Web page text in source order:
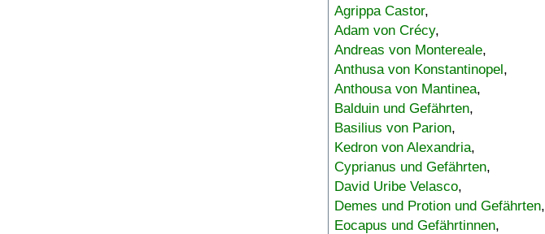
Agrippa Castor,
Adam von Crécy,
Andreas von Montereale,
Anthusa von Konstantinopel,
Anthousa von Mantinea,
Balduin und Gefährten,
Basilius von Parion,
Kedron von Alexandria,
Cyprianus und Gefährten,
David Uribe Velasco,
Demes und Protion und Gefährten,
Eocapus und Gefährtinnen,